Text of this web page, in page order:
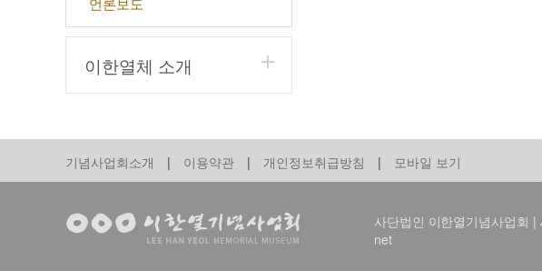
이한열체 소개
기념사업회소개 | 이용약관 | 개인정보취급방침 | 모바일 보기
사단법인 이한열기념사업회
net